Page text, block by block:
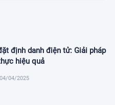
định danh điện tử: Giải pháp
hiệu quả
04/2025